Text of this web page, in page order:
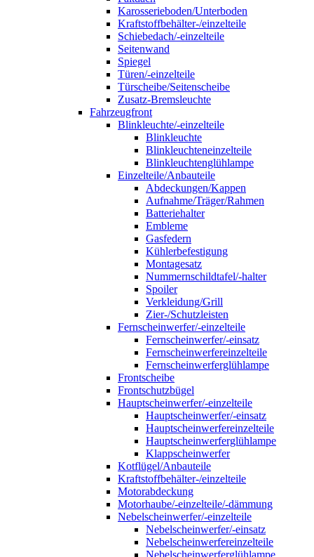
Karosserieboden/Unterboden
Kraftstoffbehälter-/einzelteile
Schiebedach/-einzelteile
Seitenwand
Spiegel
Türen/-einzelteile
Türscheibe/Seitenscheibe
Zusatz-Bremsleuchte
Fahrzeugfront
Blinkleuchte/-einzelteile
Blinkleuchte
Blinkleuchteneinzelteile
Blinkleuchtenglühlampe
Einzelteile/Anbauteile
Abdeckungen/Kappen
Aufnahme/Träger/Rahmen
Batteriehalter
Embleme
Gasfedern
Kühlerbefestigung
Montagesatz
Nummernschildtafel/-halter
Spoiler
Verkleidung/Grill
Zier-/Schutzleisten
Fernscheinwerfer/-einzelteile
Fernscheinwerfer/-einsatz
Fernscheinwerfereinzelteile
Fernscheinwerferglühlampe
Frontscheibe
Frontschutzbügel
Hauptscheinwerfer/-einzelteile
Hauptscheinwerfer/-einsatz
Hauptscheinwerfereinzelteile
Hauptscheinwerferglühlampe
Klappscheinwerfer
Kotflügel/Anbauteile
Kraftstoffbehälter-/einzelteile
Motorabdeckung
Motorhaube/-einzelteile/-dämmung
Nebelscheinwerfer/-einzelteile
Nebelscheinwerfer/-einsatz
Nebelscheinwerfereinzelteile
Nebelscheinwerferglühlampe